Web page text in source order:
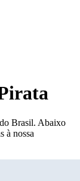
Brasil. Abaixo
à nossa